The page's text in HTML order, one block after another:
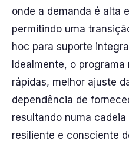
onde a demanda é alta
permitindo uma
hoc para suporte
Idealmente, o
rápidas, melhor ajuste
dependência de
resultando numa
resiliente e consciente